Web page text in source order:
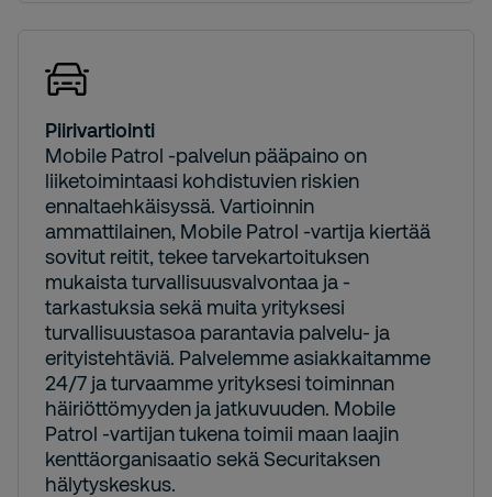
Piirivartiointi
Mobile Patrol -palvelun pääpaino on
liiketoimintaasi kohdistuvien riskien
ennaltaehkäisyssä. Vartioinnin
ammattilainen, Mobile Patrol -vartija kiertää
sovitut reitit, tekee tarvekartoituksen
mukaista turvallisuusvalvontaa ja -
tarkastuksia sekä muita yrityksesi
turvallisuustasoa parantavia palvelu- ja
erityistehtäviä. Palvelemme asiakkaitamme
24/7 ja turvaamme yrityksesi toiminnan
häiriöttömyyden ja jatkuvuuden. Mobile
Patrol -vartijan tukena toimii maan laajin
kenttäorganisaatio sekä Securitaksen
hälytyskeskus.